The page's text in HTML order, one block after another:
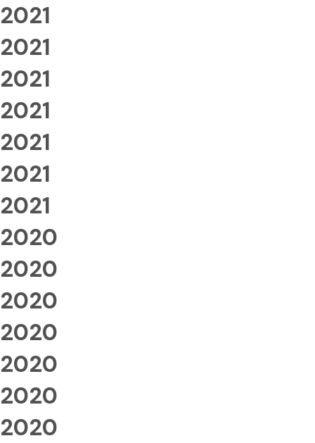
2021
2021
2021
2021
2021
2021
2021
2020
2020
2020
2020
2020
2020
2020